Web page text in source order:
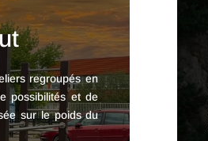
regroupés en
possibilités et de
sur le poids du